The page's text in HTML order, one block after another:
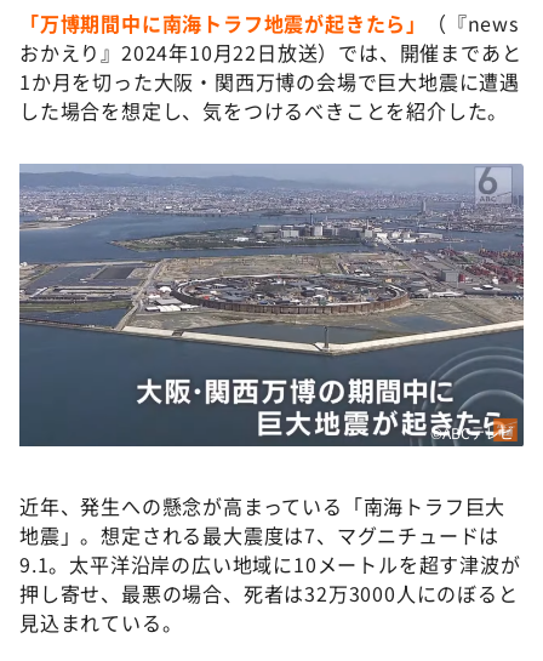
朝だ！生です旅サラダ
教えて！ニュースライブ 正義のミカタ
ＬＩＦＥ～夢のカタチ～
ポツンと一軒家
ザキ山小屋本館
ぺこぱのまるスポ
アナ回覧板
「万博期間中に南海トラフ地震が起きたら」
（『news
おかえり』2024年10月22日放送）では、開催まであと
1か月を切った大阪・関西万博の会場で巨大地震に遭遇
した場合を想定し、気をつけるべきことを紹介した。
©ABCテレビ
近年、発生への懸念が高まっている「南海トラフ巨大
地震」。想定される最大震度は7、マグニチュードは
9.1。太平洋沿岸の広い地域に10メートルを超す津波が
押し寄せ、最悪の場合、死者は32万3000人にのぼると
見込まれている。